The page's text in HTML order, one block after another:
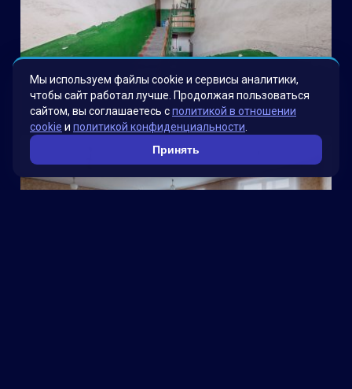
Электроводная
Мы используем файлы cookie и сервисы аналитики,
чтобы сайт работал лучше. Продолжая пользоваться
сайтом, вы соглашаетесь сполитикой в отношении
cookie и политикой конфиденциальности
Принять